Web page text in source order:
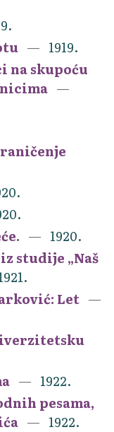
1919.
na skupoću
1920.
studije „Naš
Let
1922.
pesama,
1922.